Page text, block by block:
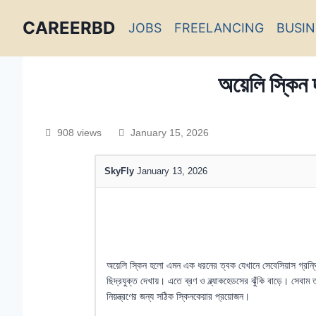
CAREERBD JOBS FREELANCING
অয়েলি স্কিন
908 views January 15, 2026
SkyFly January 13, 2026
অয়েলি স্কিন হলো এমন এক ধরনের ত্বক যেখানে সেবেসিয়াস
ছিদ্রযুক্ত দেখায়। এতে ব্রণ ও ব্ল্যাকহেডসের ঝুঁকি বাড়ে।
নিয়ন্ত্রণের জন্য সঠিক স্কিনকেয়ার প্রয়োজন।